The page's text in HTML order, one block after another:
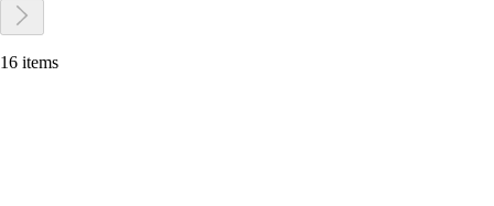
16 items